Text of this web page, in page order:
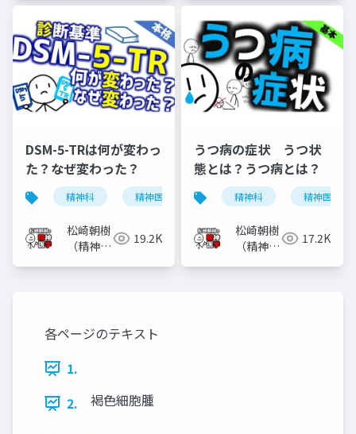
DSM-5-TRは何が変わっ
た？なぜ変わった？
精神科 精神医学 dsm-5-tr dsm-5
松崎朝樹
（精神科
19.2K
うつ病の症状 うつ状
態とは？うつ病とは？
精神科 精神医学
松崎朝樹
（精神科
17.2K
各ページのテキスト
1.
2.
褐色細胞腫